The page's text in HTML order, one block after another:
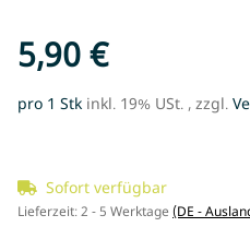
5,90 €
pro 1 Stk inkl. 19% USt. , zzgl.
Sofort verfügbar
Lieferzeit:2 - 5 Werktage (DE -